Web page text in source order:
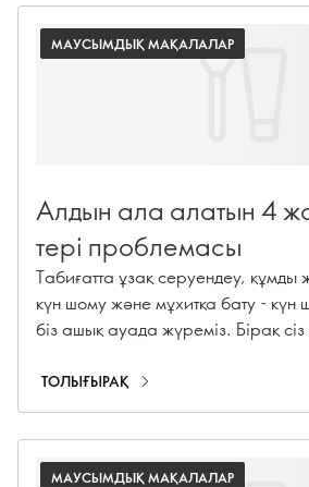
SPF бар ылғалдандырғыштар және
косметика — сіз жыл бойы сенімді
МАУСЫМДЫҚ МАҚАЛАЛАР
Алдын ала алатын 4
тері проблемасы
Табиғатта ұзақ серуендеу,
күн шому және мұхитқа бату - күн
біз ашық ауада жүреміз. Бірақ сіз
жазғы 4 жалпы тері проблемаларын
және әрқайсысын қалай шешу
ТОЛЫҒЫРАҚ
МАУСЫМДЫҚ МАҚАЛАЛАР